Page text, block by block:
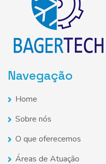
Navegação
Home
Sobre nós
O que oferecemos
Áreas de Atuação